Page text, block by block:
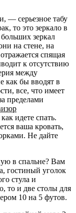
— серьезное табу
то это зеркало в
зеркал
на стене, на
спящая
к отсутствию
между
как бы вводят в
все, что имеет
пределами
идете спать.
ваша кровать,
Не дайте
в спальне? Вам
гостиный уголок
стула и
то и две столы для
10 на 5 футов.